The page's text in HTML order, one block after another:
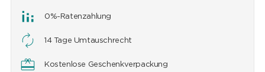
0%-Ratenzahlung
14 Tage Umtauschrecht
Kostenlose Geschenkverpackung